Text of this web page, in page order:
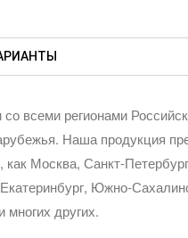
всеми регионами
Наша продукция
как Москва, Санкт-
Южно-
многих других.